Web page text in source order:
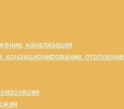
канализация
кондиционирование, отопление